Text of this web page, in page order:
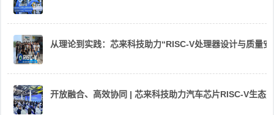
从理论到实践：芯来科技助力“RISC-V处理器设计与质量
开放融合、高效协同 | 芯来科技助力汽车芯片RISC-V生态